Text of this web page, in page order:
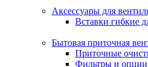
Аксессуары для
Вставки гибкие
Бытовая приточная
Приточные
Фильтры и